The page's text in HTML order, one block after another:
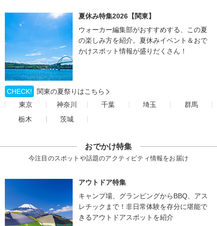
夏休み特集2026【関東】
ウォーカー編集部がおすすめする、この夏
の楽しみ方を紹介。夏休みイベント＆おで
かけスポット情報が盛りだくさん！
CHECK!
関東の夏祭りはこちら
東京
神奈川 千葉 埼玉
群馬
栃木
茨城
おでかけ特集
今注目のスポットや話題のアクティビティ情報をお届け
アウトドア特集
キャンプ場、グランピングからBBQ、アス
レチックまで！非日常体験を存分に堪能で
きるアウトドアスポットを紹介